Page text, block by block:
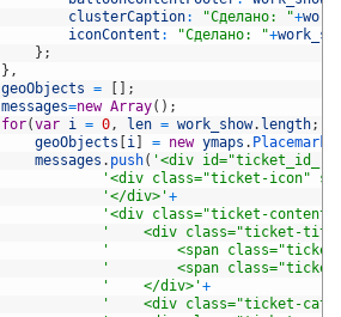
clusterCaption: "Сделано: "+
iconContent : "Сделано: "+
} ;
} ,
geoObjects = [ ] ;
messages=new Array( ) ;
for(var i = 0 , len = work_show. length;
geoObjects [i ] = new ymaps . Placemark
messages . push( '<div id="ticket_id_'
'<div class="ticket-icon"
'</div>'+
'<div class="ticket-
'    <div class="ticket-
'        <span
'        <span
'    </div>'+
'    <div class="ticket-